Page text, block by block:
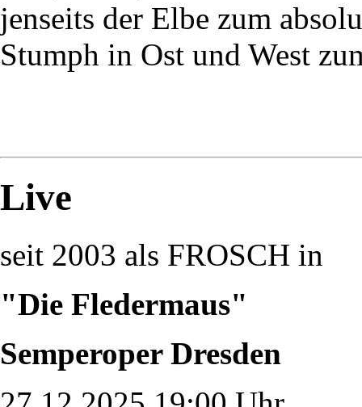
jenseits der Elbe zum
Stumph in Ost und West
Live
seit 2003 als FROSCH in
"Die Fledermaus"
Semperoper Dresden